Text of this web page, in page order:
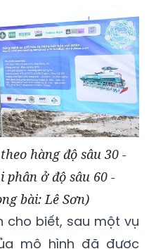
hàng độ sâu 30 -
ở độ sâu 60 -
bài: Lê Sơn)
cho biết, sau một vụ
mô hình đã được